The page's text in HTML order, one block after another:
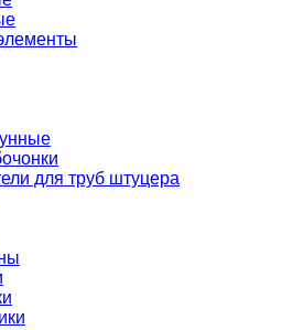
для труб штуцера